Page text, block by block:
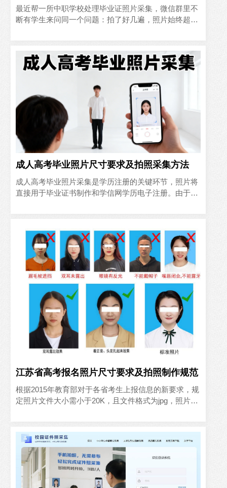
最近帮一所中职学校处理毕业证照片采集，微信群里不
断有学生来问同一个问题：拍了好几遍，照片始终超过
成人高考毕业照片尺寸要求及拍照采集方法
成人高考毕业照片采集是学历注册的关键环节，照片将
直接用于毕业证书制作和学信网学历电子注册。由于审
江苏省高考报名照片尺寸要求及拍照制作规范
根据2015年教育部对于各省考生上报信息的新要求，规
定照片文件大小需小于20K，且文件格式为jpg，照片的